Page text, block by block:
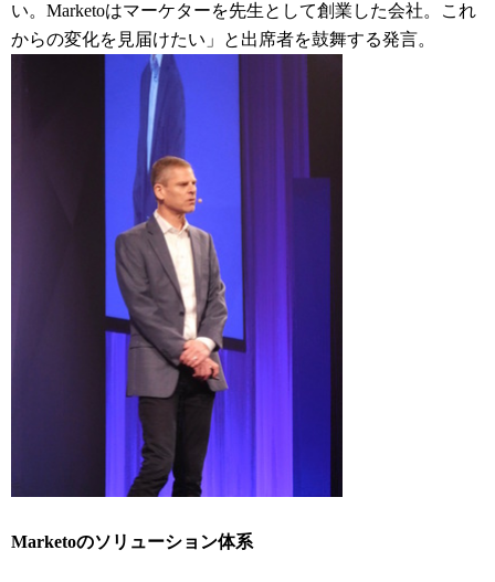
い。Marketoはマーケターを先生として創業した会社。これ
からの変化を見届けたい」と出席者を鼓舞する発言。
Marketoのソリューション体系